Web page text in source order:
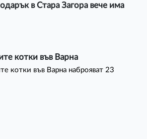
в Стара Загора вече има
котки във Варна
котки във Варна наброяват 23